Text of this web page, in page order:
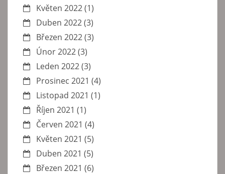
Květen 2022(1)
Duben 2022(3)
Březen 2022(3)
Únor 2022(3)
Leden 2022(3)
Prosinec 2021 (4)
Listopad 2021 (1)
Říjen 2021 (1)
Červen 2021 (4)
Květen 2021 (5)
Duben 2021 (5)
Březen 2021 (6)